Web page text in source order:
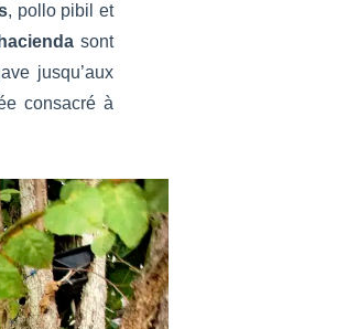
, pollo pibil et
hacienda sont
jusqu’aux
consacré à